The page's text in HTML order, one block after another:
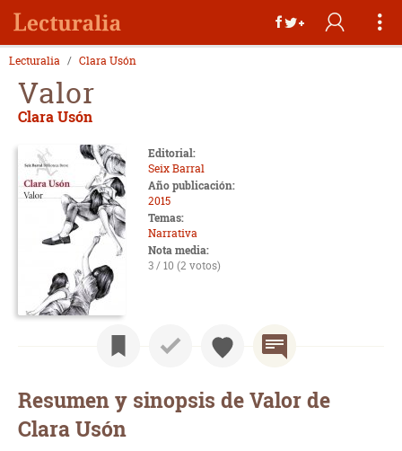
Lecturalia Clara Usón
Valor
Clara Usón
Editorial:
Seix Barral
Año publicación:
2015
Temas:
Narrativa
Nota media:
3 / 10 (2 votos)
Resumen y sinopsis de Valor de
Clara Usón